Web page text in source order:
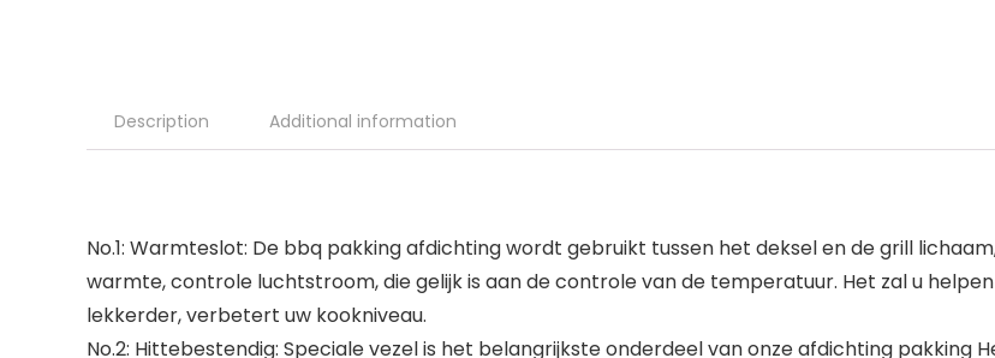
Description Additional information
No.1: Warmteslot: De bbq pakking afdichting wordt gebruikt tussen het deksel en de grill
warmte, controle luchtstroom, die gelijk is aan de controle van de temperatuur. Het zal u
lekkerder, verbetert uw kookniveau.
No.2: Hittebestendig: Speciale vezel is het belangrijkste onderdeel van onze afdichting pakking